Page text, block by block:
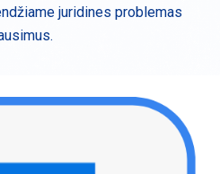
juridines problemas